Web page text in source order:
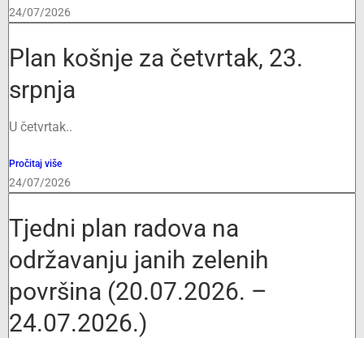
24/07/2026
Plan košnje za četvrtak, 23.
srpnja
U četvrtak..
Pročitaj više
24/07/2026
Tjedni plan radova na
održavanju janih zelenih
površina (20.07.2026. –
24.07.2026.)